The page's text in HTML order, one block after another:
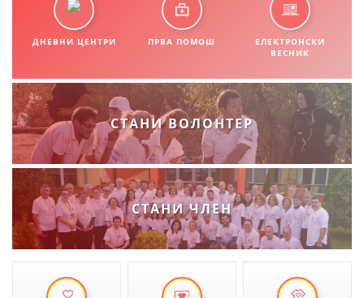
ЗАКОН ЗА ЦКРМ
ОРГАНИЗАЦИЈА И РАЗВОЈ
РАКОВОДЕН ОДБОР
СОБРАНИЕ
СТРУКТУРА И ОРГАНИЗАЦИОНА ПОСТАВЕНОСТ
ДИСЕМИНАЦИЈА
ДНЕВНИ ЦЕНТРИ ПРВА ПОМОШ
ЕЛЕКТРОНСКИ
ВЕСНИК
СТАНИ ВОЛОНТЕР
СТАНИ ЧЛЕН